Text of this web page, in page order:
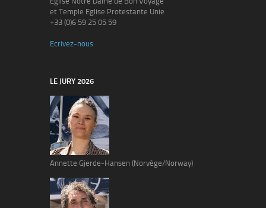
et Temple Eglise Protestante Unie
+33 (0)6 59 25 05 59
Ecrivez-nous
LE JURY 2026
Annette Gjerde-Hansen (Norvège/Norway)